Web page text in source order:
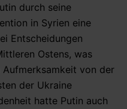
durch seine
in Syrien eine
Entscheidungen
Ostens, was
von der
der Ukraine
hatte Putin auch